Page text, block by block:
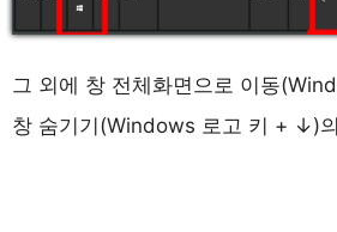
그 외에 창 전체화면으로 이동
창 숨기기(Windows 로고 키 + ↓)